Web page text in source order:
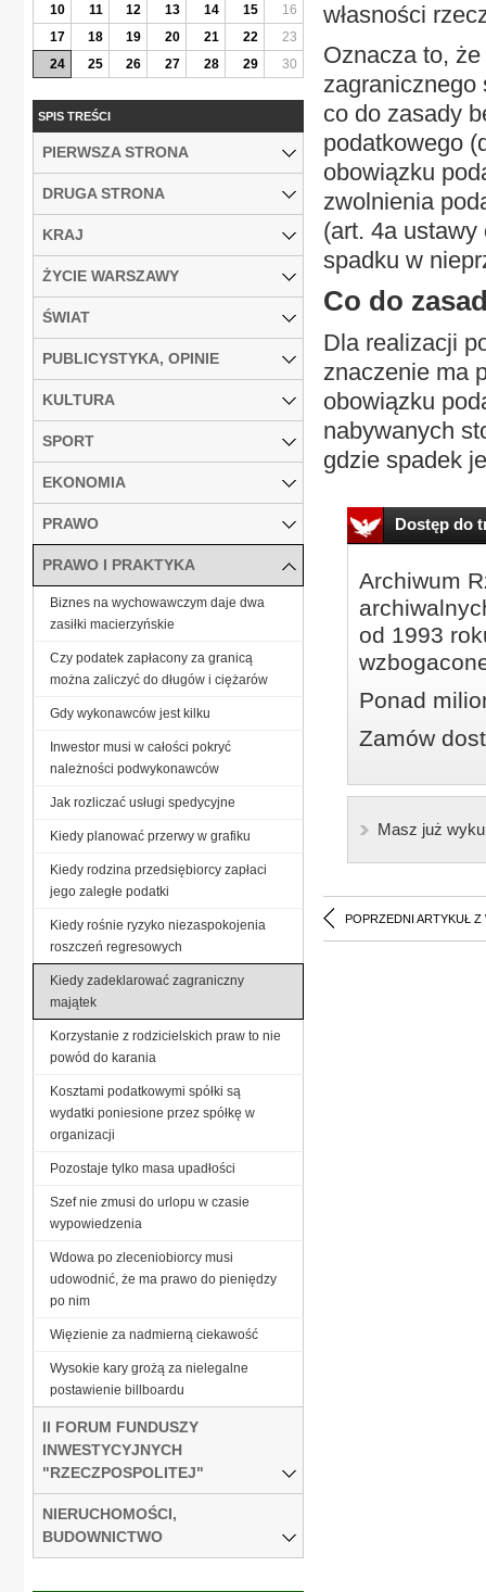
własności
Oznacza to,
zagranicznego
co do zasady
podatkowego
obowiązku
zwolnienia
(art. 4a ustawy
spadku w
Co do
Dla realizacji
znaczenie ma
obowiązku
nabywanych
gdzie spadek
Dostęp do
Archiwum
od 1993
Ponad
Zamów
Masz już
POPRZEDNI ARTYKUŁ Z
10
11 12 13 14 15
16
17
18 19 20 21 22
23
24
25 26 27 28 29 30
SPIS TREŚCI
PIERWSZA STRONA
DRUGA STRONA
KRAJ
ŻYCIE WARSZAWY
ŚWIAT
PUBLICYSTYKA, OPINIE
KULTURA
SPORT
EKONOMIA
PRAWO
PRAWO I PRAKTYKA
Biznes na wychowawczym daje dwa
zasiłki macierzyńskie
Czy podatek zapłacony za granicą
można zaliczyć do długów i ciężarów
Gdy wykonawców jest kilku
Inwestor musi w całości pokryć
należności podwykonawców
Jak rozliczać usługi spedycyjne
Kiedy planować przerwy w grafiku
Kiedy rodzina przedsiębiorcy zapłaci
jego zaległe podatki
Kiedy rośnie ryzyko niezaspokojenia
roszczeń regresowych
Kiedy zadeklarować zagraniczny
majątek
Korzystanie z rodzicielskich praw to nie
powód do karania
Kosztami podatkowymi spółki są
wydatki poniesione przez spółkę w
organizacji
Pozostaje tylko masa upadłości
Szef nie zmusi do urlopu w czasie
wypowiedzenia
Wdowa po zleceniobiorcy musi
udowodnić, że ma prawo do pieniędzy
po nim
Więzienie za nadmierną ciekawość
Wysokie kary grożą za nielegalne
postawienie billboardu
II FORUM FUNDUSZY
INWESTYCYJNYCH
"RZECZPOSPOLITEJ"
NIERUCHOMOŚCI,
BUDOWNICTWO